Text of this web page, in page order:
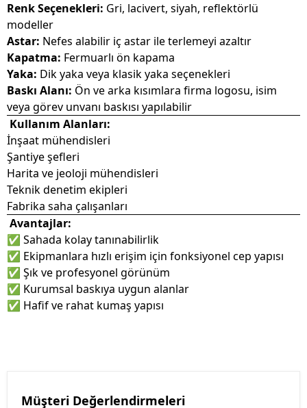
Renk Seçenekleri: Gri, lacivert, siyah, reflektörlü
modeller
Astar: Nefes alabilir iç astar ile terlemeyi azaltır
Kapatma: Fermuarlı ön kapama
Yaka: Dik yaka veya klasik yaka seçenekleri
Baskı Alanı: Ön ve arka kısımlara firma logosu, isim
veya görev unvanı baskısı yapılabilir
Kullanım Alanları:
İnşaat mühendisleri
Şantiye şefleri
Harita ve jeoloji mühendisleri
Teknik denetim ekipleri
Fabrika saha çalışanları
Avantajlar:
✅ Sahada kolay tanınabilirlik
✅ Ekipmanlara hızlı erişim için fonksiyonel cep yapısı
✅ Şık ve profesyonel görünüm
✅ Kurumsal baskıya uygun alanlar
✅ Hafif ve rahat kumaş yapısı
Müşteri Değerlendirmeleri